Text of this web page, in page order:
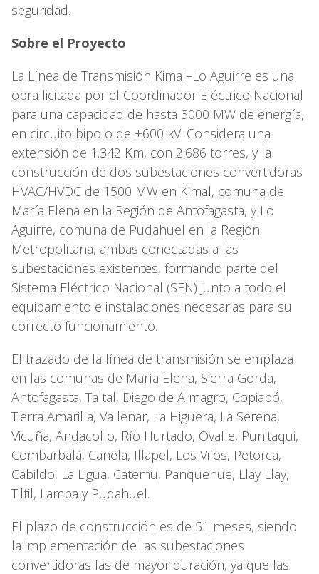
seguridad.
Sobre el Proyecto
La Línea de Transmisión Kimal–Lo Aguirre es una
obra licitada por el Coordinador Eléctrico Nacional
para una capacidad de hasta 3000 MW de energía,
en circuito bipolo de ±600 kV. Considera una
extensión de 1.342 Km, con 2.686 torres, y la
construcción de dos subestaciones convertidoras
HVAC/HVDC de 1500 MW en Kimal, comuna de
María Elena en la Región de Antofagasta, y Lo
Aguirre, comuna de Pudahuel en la Región
Metropolitana, ambas conectadas a las
subestaciones existentes, formando parte del
Sistema Eléctrico Nacional (SEN) junto a todo el
equipamiento e instalaciones necesarias para su
correcto funcionamiento.
El trazado de la línea de transmisión se emplaza
en las comunas de María Elena, Sierra Gorda,
Antofagasta, Taltal, Diego de Almagro, Copiapó,
Tierra Amarilla, Vallenar, La Higuera, La Serena,
Vicuña, Andacollo, Río Hurtado, Ovalle, Punitaqui,
Combarbalá, Canela, Illapel, Los Vilos, Petorca,
Cabildo, La Ligua, Catemu, Panquehue, Llay Llay,
Tiltil, Lampa y Pudahuel.
El plazo de construcción es de 51 meses, siendo
la implementación de las subestaciones
convertidoras las de mayor duración, ya que las